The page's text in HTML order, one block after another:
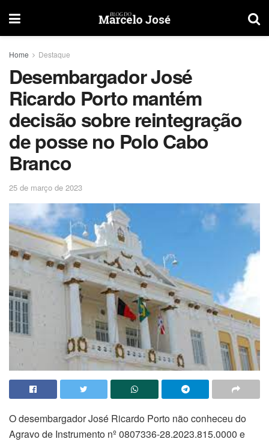
Home Destaque
Desembargador José
Ricardo Porto mantém
decisão sobre reintegração
de posse no Polo Cabo
Branco
25 de março de 2023
O desembargador José Ricardo Porto não conheceu do
Agravo de Instrumento nº 0807336-28.2023.815.0000 e